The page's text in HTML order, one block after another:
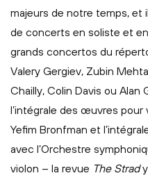
majeurs de notre temps, et
de concerts en soliste et
grands concertos du
Valery Gergiev, Zubin
Chailly, Colin Davis ou Alan
l’intégrale des œuvres pour
Yefim Bronfman et
avec l’Orchestre
violon – la revue The Strady